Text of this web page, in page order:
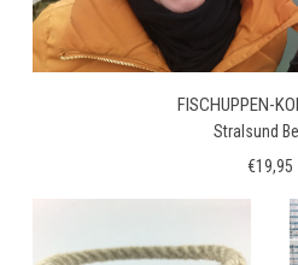
FISCHUPPEN-
Stralsund
€19,95